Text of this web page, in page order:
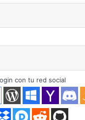
Acceder
con tu red social